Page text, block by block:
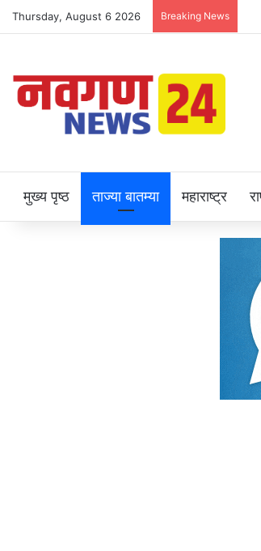
Thursday, August 6 2026 Breaking News
मुख्य पृष्ठ ताज्या बातम्या महाराष्ट्र